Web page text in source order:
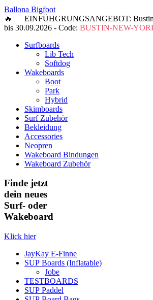
Ballona Bigfoot
🔥 EINFÜHGRUNGSANGEBOT:
bis 30.09.2026 - Code: BUSTIN-NEW-
Surfboards
Lib Tech
Softdog
Wakeboards
Boot
Park
Hybrid
Skimboards
Surf Zubehör
Bekleidung
Accessories
Neopren
Wakeboard Bindungen
Wakeboard Zubehör
Finde jetzt
dein neues
Surf- oder
Wakeboard
Klick hier
JayKay E-Finne
SUP Boards (Inflatable)
Jobe
TESTBOARDS
SUP Paddel